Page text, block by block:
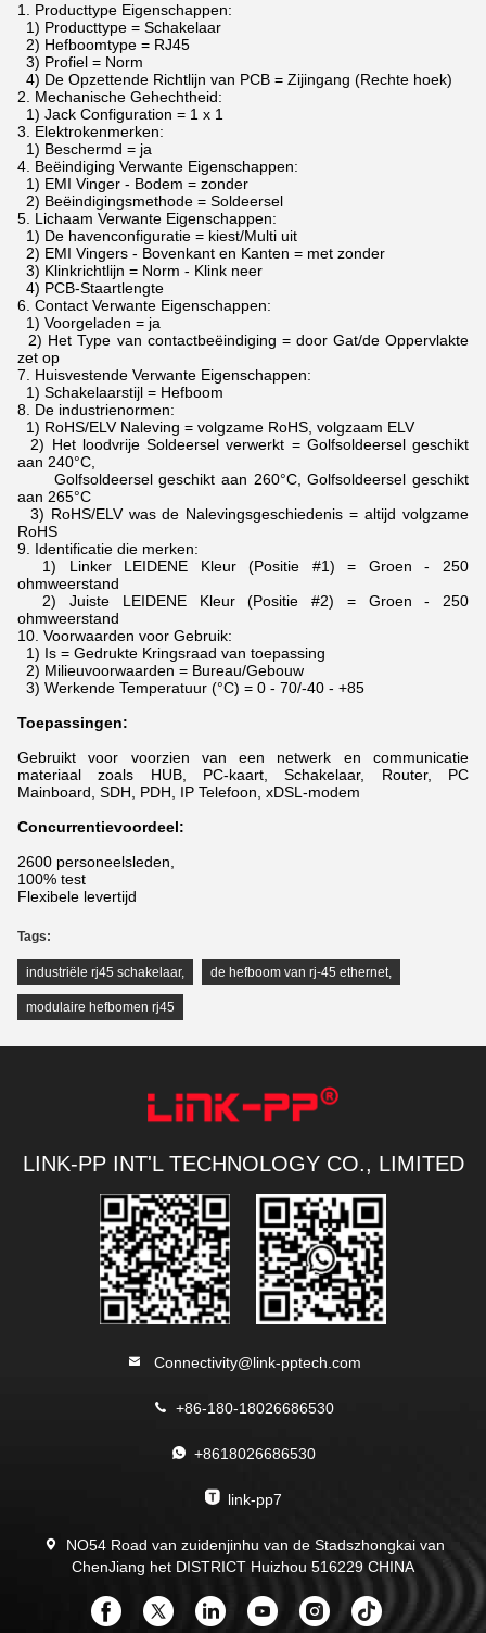
1. Producttype Eigenschappen:
1) Producttype = Schakelaar
2) Hefboomtype = RJ45
3) Profiel = Norm
4) De Opzettende Richtlijn van PCB = Zijingang (Rechte hoek)
2. Mechanische Gehechtheid:
1) Jack Configuration = 1 x 1
3. Elektrokenmerken:
1) Beschermd = ja
4. Beëindiging Verwante Eigenschappen:
1) EMI Vinger - Bodem = zonder
2) Beëindigingsmethode = Soldeersel
5. Lichaam Verwante Eigenschappen:
1) De havenconfiguratie = kiest/Multi uit
2) EMI Vingers - Bovenkant en Kanten = met zonder
3) Klinkrichtlijn = Norm - Klink neer
4) PCB-Staartlengte
6. Contact Verwante Eigenschappen:
1) Voorgeladen = ja
2) Het Type van contactbeëindiging = door Gat/de Oppervlakte
zet op
7. Huisvestende Verwante Eigenschappen:
1) Schakelaarstijl = Hefboom
8. De industrienormen:
1) RoHS/ELV Naleving = volgzame RoHS, volgzaam ELV
2) Het loodvrije Soldeersel verwerkt = Golfsoldeersel geschikt
aan 240°C,
Golfsoldeersel geschikt aan 260°C, Golfsoldeersel geschikt
aan 265°C
3) RoHS/ELV was de Nalevingsgeschiedenis = altijd volgzame
RoHS
9. Identificatie die merken:
1) Linker LEIDENE Kleur (Positie #1) = Groen - 250
ohmweerstand
2) Juiste LEIDENE Kleur (Positie #2) = Groen - 250
ohmweerstand
10. Voorwaarden voor Gebruik:
1) Is = Gedrukte Kringsraad van toepassing
2) Milieuvoorwaarden = Bureau/Gebouw
3) Werkende Temperatuur (°C) = 0 - 70/-40 - +85
Toepassingen:
Gebruikt voor voorzien van een netwerk en communicatie
materiaal zoals HUB, PC-kaart, Schakelaar, Router, PC
Mainboard, SDH, PDH, IP Telefoon, xDSL-modem
Concurrentievoordeel:
2600 personeelsleden,
100% test
Flexibele levertijd
Tags:
industriële rj45 schakelaar, de hefboom van rj-45 ethernet,
modulaire hefbomen rj45
LINK-PP INT'L TECHNOLOGY CO., LIMITED
Connectivity@link-pptech.com
+86-180-18026686530
+8618026686530
link-pp7
NO54 Road van zuidenjinhu van de Stadszhongkai van
ChenJiang het DISTRICT Huizhou 516229 CHINA